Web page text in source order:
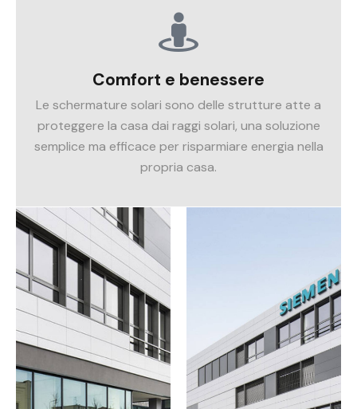
Comfort e benessere
Le schermature solari sono delle strutture atte a
proteggere la casa dai raggi solari, una soluzione
semplice ma efficace per risparmiare energia nella
propria casa.